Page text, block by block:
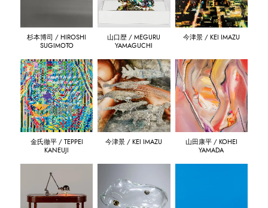
杉本博司 / HIROSHI
SUGIMOTO
山口歴 / MEGURU
YAMAGUCHI
今津景 / KEI IMAZU
金氏徹平 / TEPPEI
KANEUJI
今津景 / KEI IMAZU
山田康平 / KOHEI
YAMADA